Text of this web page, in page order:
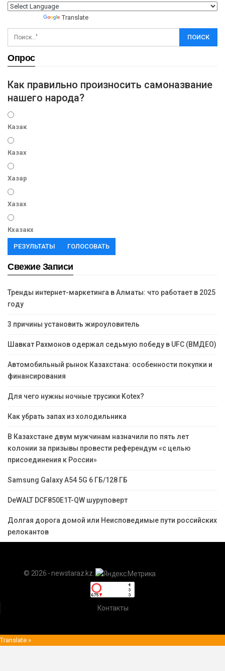
Translate
Опрос
Как правильно произносить самоназвание
нашего народа?
Казак
Казах
Хазар
Хазах
Кхазакх
РЕЗУЛЬТАТЫ ГОЛОСОВАТЬ
Свежие Записи
Тренды интернет-маркетинга в Алматы: что работает в 2025
году
3 причины установить жироуловитель
Шавкат Рахмонов одержал седьмую победу в UFC (ВМДЕО)
Автомобильный рынок Казахстана: особенности покупки и
финансирования
Для чего нужны ночные трусики Kotex?
Как убрать запах из холодильника
В Казахстане двум мужчинам назначили по пять лет
колонии за призывы провести референдум «с целью
присоединения к России»
Samsung Galaxy A54 5G 6 ГБ/128 ГБ
DeWALT DCF850E1T-QW шуруповерт
Долгая дорога домой или Неисповедимые пути российских
релокантов
© 2026 - newstaraz.kz.
Контакты
Translate »